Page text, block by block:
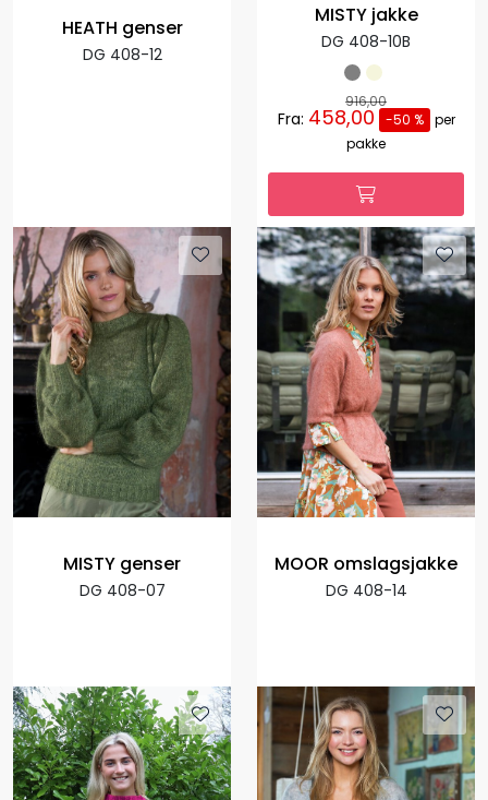
HEATH genser
DG 408-12
MISTY jakke
DG 408-10B
916,00
Fra: 458,00 -50 %
per
pakke
MISTY genser
DG 408-07
MOOR omslagsjakke
DG 408-14